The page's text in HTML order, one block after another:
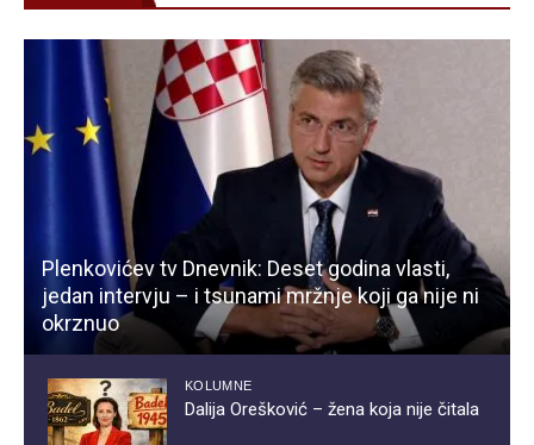
Plenkovićev tv Dnevnik: Deset godina vlasti,
jedan intervju – i tsunami mržnje koji ga nije ni
okrznuo
KOLUMNE
Dalija Orešković – žena koja nije čitala